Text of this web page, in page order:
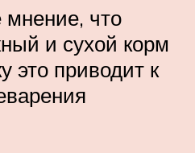
мнение, что
и сухой корм
это приводит к